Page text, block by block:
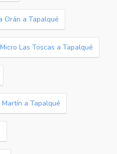
Orán a Tapalqué
Micro Las Toscas a Tapalqué
a Tapalqué